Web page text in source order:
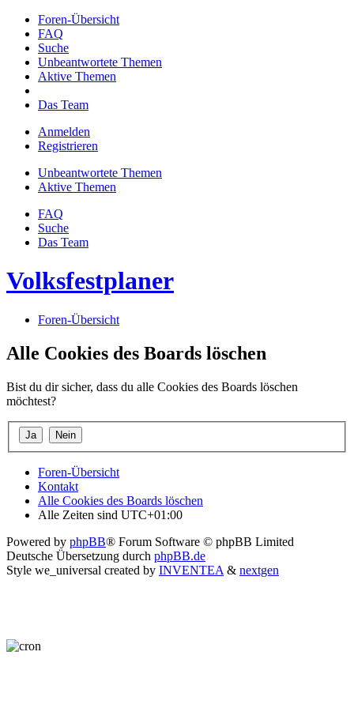
Foren-Übersicht
FAQ
Suche
Unbeantwortete Themen
Aktive Themen
Das Team
Anmelden
Registrieren
Unbeantwortete Themen
Aktive Themen
FAQ
Suche
Das Team
Volksfestplaner
Foren-Übersicht
Alle Cookies des Boards löschen
Bist du dir sicher, dass du alle Cookies des Boards löschen
möchtest?
Foren-Übersicht
Kontakt
Alle Cookies des Boards löschen
Alle Zeiten sind UTC+01:00
Powered by phpBB® Forum Software © phpBB Limited
Deutsche Übersetzung durch phpBB.de
Style we_universal created by INVENTEA & nextgen